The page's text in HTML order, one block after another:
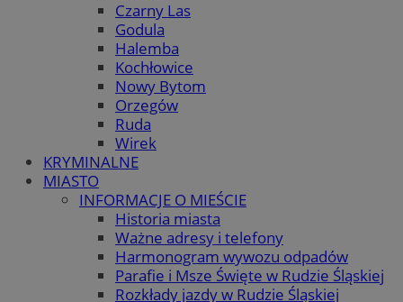
Czarny Las
Godula
Halemba
Kochłowice
Nowy Bytom
Orzegów
Ruda
Wirek
KRYMINALNE
MIASTO
INFORMACJE O MIEŚCIE
Historia miasta
Ważne adresy i telefony
Harmonogram wywozu odpadów
Parafie i Msze Święte w Rudzie Śląskiej
Rozkłady jazdy w Rudzie Śląskiej